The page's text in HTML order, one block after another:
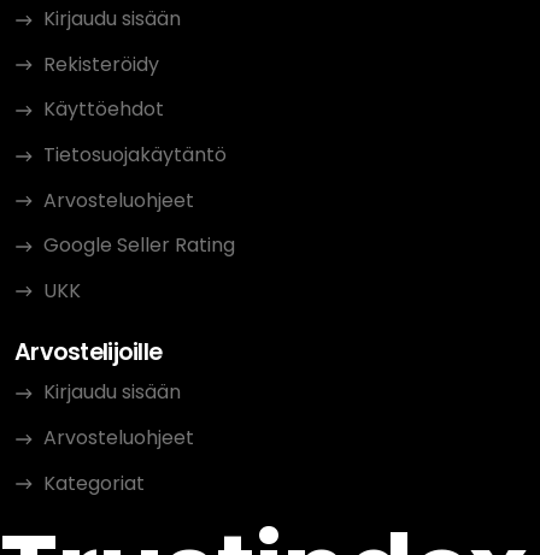
Kirjaudu sisään
Rekisteröidy
Käyttöehdot
Tietosuojakäytäntö
Arvosteluohjeet
Google Seller Rating
UKK
Arvostelijoille
Kirjaudu sisään
Arvosteluohjeet
Kategoriat